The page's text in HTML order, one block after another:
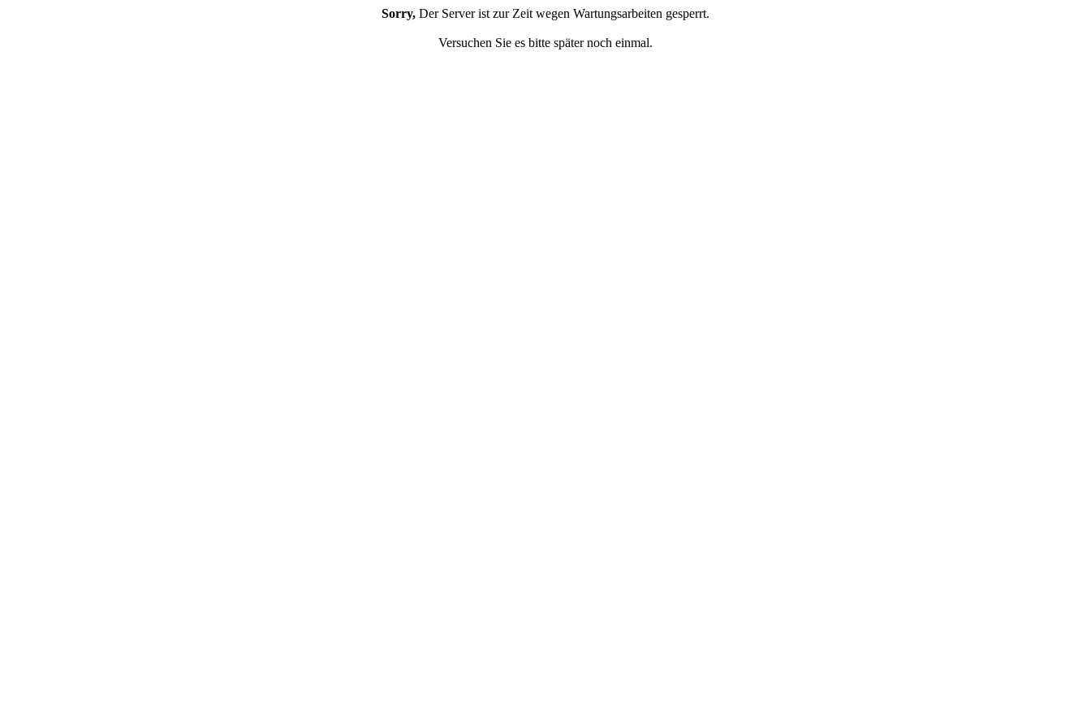
Sorry, Der Server ist zur Zeit wegen Wartungsarbeiten gesperrt.
Versuchen Sie es bitte später noch einmal.